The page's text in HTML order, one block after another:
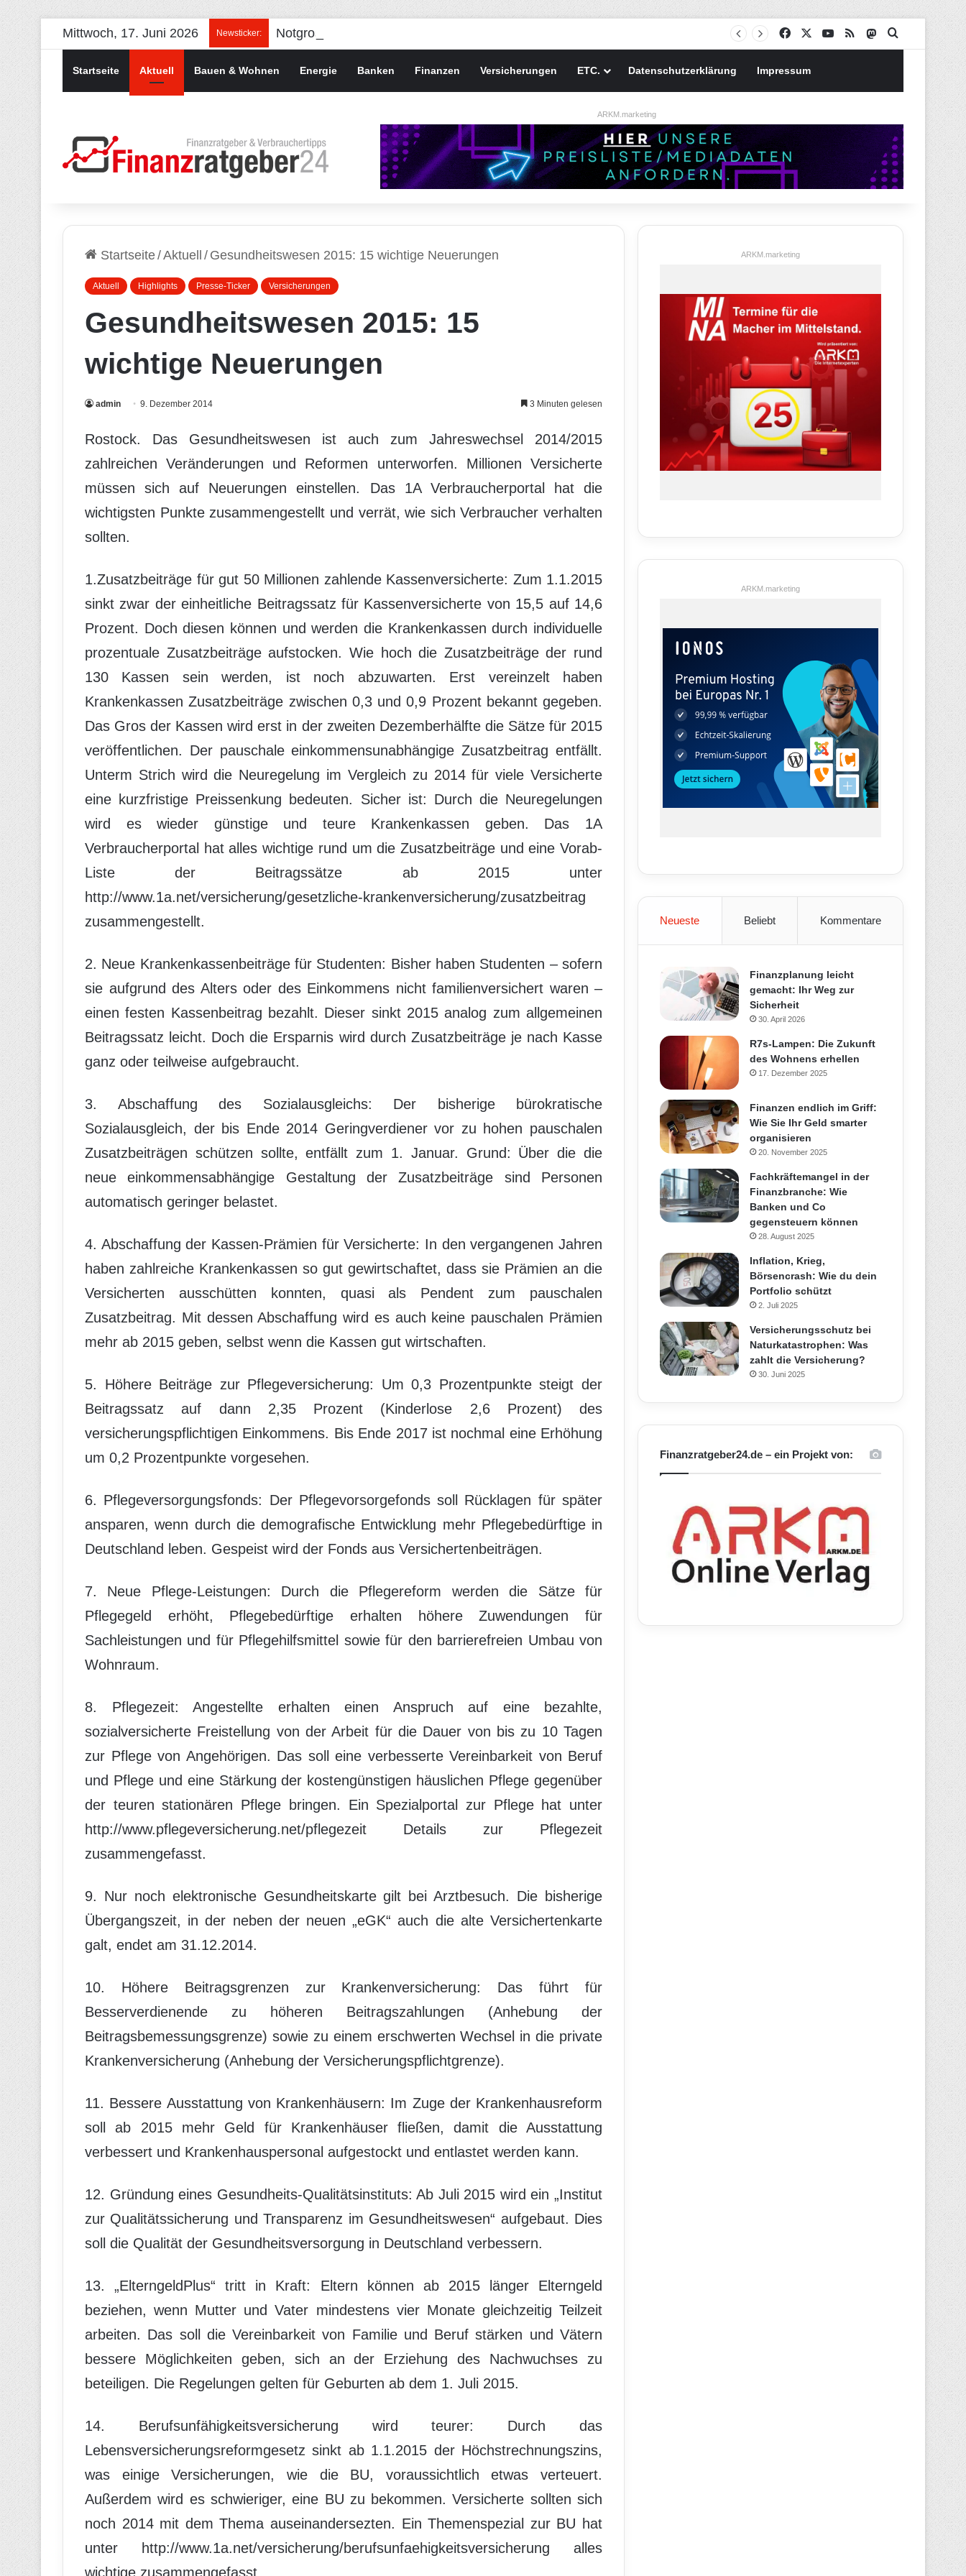
Mittwoch, 17. Juni 2026 Newsticker: Facebook YouTube
RSS MastodonSuchen nach
Startseite Aktuell Bauen & Wohnen Energie Banken Finanzen Versicherungen ETC. Datenschutzerklärung Impressum
ARKM.marketing
Startseite/Aktuell / Gesundheitswesen 2015: 15 wichtige Neuerungen
Aktuell Highlights Presse-Ticker Versicherungen
Gesundheitswesen 2015: 15
wichtige Neuerungen
admin 9. Dezember 2014 3 Minuten gelesen
Rostock. Das Gesundheitswesen ist auch zum Jahreswechsel 2014/2015
zahlreichen Veränderungen und Reformen unterworfen. Millionen Versicherte
müssen sich auf Neuerungen einstellen. Das 1A Verbraucherportal hat die
wichtigsten Punkte zusammengestellt und verrät, wie sich Verbraucher verhalten
sollten.
1.Zusatzbeiträge für gut 50 Millionen zahlende Kassenversicherte: Zum 1.1.2015
sinkt zwar der einheitliche Beitragssatz für Kassenversicherte von 15,5 auf 14,6
Prozent. Doch diesen können und werden die Krankenkassen durch individuelle
prozentuale Zusatzbeiträge aufstocken. Wie hoch die Zusatzbeiträge der rund
130 Kassen sein werden, ist noch abzuwarten. Erst vereinzelt haben
Krankenkassen Zusatzbeiträge zwischen 0,3 und 0,9 Prozent bekannt gegeben.
Das Gros der Kassen wird erst in der zweiten Dezemberhälfte die Sätze für 2015
veröffentlichen. Der pauschale einkommensunabhängige Zusatzbeitrag entfällt.
Unterm Strich wird die Neuregelung im Vergleich zu 2014 für viele Versicherte
eine kurzfristige Preissenkung bedeuten. Sicher ist: Durch die Neuregelungen
wird es wieder günstige und teure Krankenkassen geben. Das 1A
Verbraucherportal hat alles wichtige rund um die Zusatzbeiträge und eine Vorab-
Liste der Beitragssätze ab 2015 unter
http://www.1a.net/versicherung/gesetzliche-krankenversicherung/zusatzbeitrag
zusammengestellt.
2. Neue Krankenkassenbeiträge für Studenten: Bisher haben Studenten – sofern
sie aufgrund des Alters oder des Einkommens nicht familienversichert waren –
einen festen Kassenbeitrag bezahlt. Dieser sinkt 2015 analog zum allgemeinen
Beitragssatz leicht. Doch die Ersparnis wird durch Zusatzbeiträge je nach Kasse
ganz oder teilweise aufgebraucht.
3. Abschaffung des Sozialausgleichs: Der bisherige bürokratische
Sozialausgleich, der bis Ende 2014 Geringverdiener vor zu hohen pauschalen
Zusatzbeiträgen schützen sollte, entfällt zum 1. Januar. Grund: Über die die
neue einkommensabhängige Gestaltung der Zusatzbeiträge sind Personen
automatisch geringer belastet.
4. Abschaffung der Kassen-Prämien für Versicherte: In den vergangenen Jahren
haben zahlreiche Krankenkassen so gut gewirtschaftet, dass sie Prämien an die
Versicherten ausschütten konnten, quasi als Pendent zum pauschalen
Zusatzbeitrag. Mit dessen Abschaffung wird es auch keine pauschalen Prämien
mehr ab 2015 geben, selbst wenn die Kassen gut wirtschaften.
5. Höhere Beiträge zur Pflegeversicherung: Um 0,3 Prozentpunkte steigt der
Beitragssatz auf dann 2,35 Prozent (Kinderlose 2,6 Prozent) des
versicherungspflichtigen Einkommens. Bis Ende 2017 ist nochmal eine Erhöhung
um 0,2 Prozentpunkte vorgesehen.
6. Pflegeversorgungsfonds: Der Pflegevorsorgefonds soll Rücklagen für später
ansparen, wenn durch die demografische Entwicklung mehr Pflegebedürftige in
Deutschland leben. Gespeist wird der Fonds aus Versichertenbeiträgen.
7. Neue Pflege-Leistungen: Durch die Pflegereform werden die Sätze für
Pflegegeld erhöht, Pflegebedürftige erhalten höhere Zuwendungen für
Sachleistungen und für Pflegehilfsmittel sowie für den barrierefreien Umbau von
Wohnraum.
8. Pflegezeit: Angestellte erhalten einen Anspruch auf eine bezahlte,
sozialversicherte Freistellung von der Arbeit für die Dauer von bis zu 10 Tagen
zur Pflege von Angehörigen. Das soll eine verbesserte Vereinbarkeit von Beruf
und Pflege und eine Stärkung der kostengünstigen häuslichen Pflege gegenüber
der teuren stationären Pflege bringen. Ein Spezialportal zur Pflege hat unter
http://www.pflegeversicherung.net/pflegezeit Details zur Pflegezeit
zusammengefasst.
9. Nur noch elektronische Gesundheitskarte gilt bei Arztbesuch. Die bisherige
Übergangszeit, in der neben der neuen „eGK“ auch die alte Versichertenkarte
galt, endet am 31.12.2014.
10. Höhere Beitragsgrenzen zur Krankenversicherung: Das führt für
Besserverdienende zu höheren Beitragszahlungen (Anhebung der
Beitragsbemessungsgrenze) sowie zu einem erschwerten Wechsel in die private
Krankenversicherung (Anhebung der Versicherungspflichtgrenze).
11. Bessere Ausstattung von Krankenhäusern: Im Zuge der Krankenhausreform
soll ab 2015 mehr Geld für Krankenhäuser fließen, damit die Ausstattung
verbessert und Krankenhauspersonal aufgestockt und entlastet werden kann.
12. Gründung eines Gesundheits-Qualitätsinstituts: Ab Juli 2015 wird ein „Institut
zur Qualitätssicherung und Transparenz im Gesundheitswesen“ aufgebaut. Dies
soll die Qualität der Gesundheitsversorgung in Deutschland verbessern.
13. „ElterngeldPlus“ tritt in Kraft: Eltern können ab 2015 länger Elterngeld
beziehen, wenn Mutter und Vater mindestens vier Monate gleichzeitig Teilzeit
arbeiten. Das soll die Vereinbarkeit von Familie und Beruf stärken und Vätern
bessere Möglichkeiten geben, sich an der Erziehung des Nachwuchses zu
beteiligen. Die Regelungen gelten für Geburten ab dem 1. Juli 2015.
14. Berufsunfähigkeitsversicherung wird teurer: Durch das
Lebensversicherungsreformgesetz sinkt ab 1.1.2015 der Höchstrechnungszins,
was einige Versicherungen, wie die BU, voraussichtlich etwas verteuert.
Außerdem wird es schwieriger, eine BU zu bekommen. Versicherte sollten sich
noch 2014 mit dem Thema auseinandersezten. Ein Themenspezial zur BU hat
unter http://www.1a.net/versicherung/berufsunfaehigkeitsversicherung alles
wichtige zusammengefasst.
ARKM.marketing
ARKM.marketing
Neueste Beliebt Kommentare
Finanzplanung leicht
gemacht: Ihr Weg zur
Sicherheit
30. April 2026
R7s-Lampen: Die Zukunft
des Wohnens erhellen
17. Dezember 2025
Finanzen endlich im Griff:
Wie Sie Ihr Geld smarter
organisieren
20. November 2025
Fachkräftemangel in der
Finanzbranche: Wie
Banken und Co
gegensteuern können
28. August 2025
Inflation, Krieg,
Börsencrash: Wie du dein
Portfolio schützt
2. Juli 2025
Versicherungsschutz bei
Naturkatastrophen: Was
zahlt die Versicherung?
30. Juni 2025
Finanzratgeber24.de – ein Projekt von: